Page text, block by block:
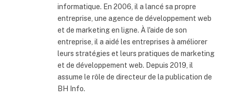
informatique. En 2006, il a lancé sa propre
entreprise, une agence de développement web
et de marketing en ligne. À l'aide de son
entreprise, il a aidé les entreprises à améliorer
leurs stratégies et leurs pratiques de marketing
et de développement web. Depuis 2019, il
assume le rôle de directeur de la publication de
BH Info.